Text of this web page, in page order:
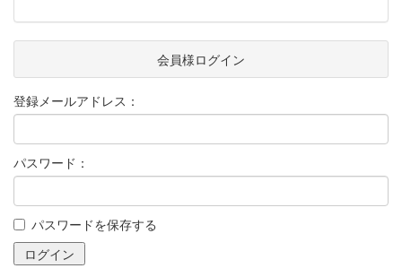
会員様ログイン
登録メールアドレス：
パスワード：
パスワードを保存する